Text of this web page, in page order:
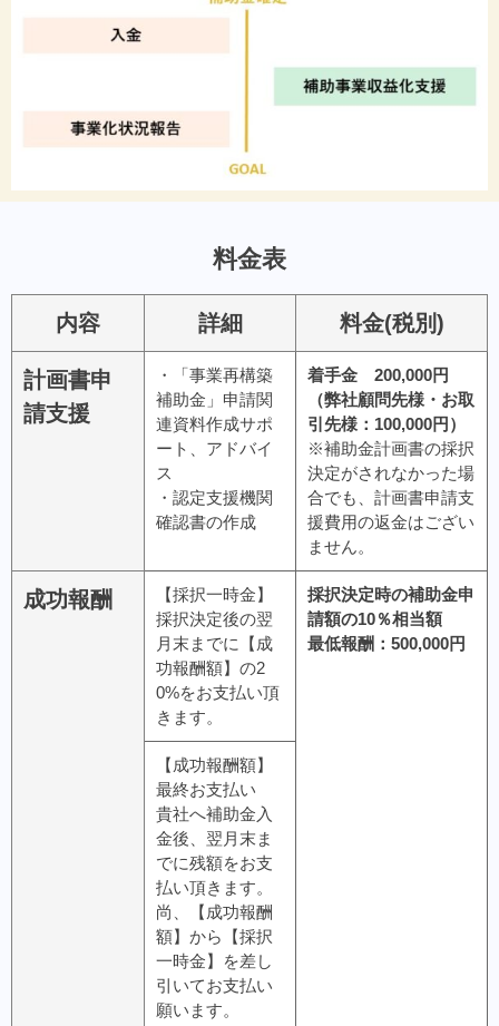
料金表
内容 詳細 料金(税別)
計画書申
請支援
・「事業再構築
補助金」申請関
連資料作成サポ
ート、アドバイ
ス
・認定支援機関
確認書の作成
着手金 200,000円
（弊社顧問先様・お取
引先様：100,000円）
※補助金計画書の採択
決定がされなかった場
合でも、計画書申請支
援費用の返金はござい
ません。
成功報酬
【採択一時金】
採択決定後の翌
月末までに【成
功報酬額】の2
0%をお支払い頂
きます。
採択決定時の補助金申
請額の10％相当額
最低報酬：500,000円
【成功報酬額】
最終お支払い
貴社へ補助金入
金後、翌月末ま
でに残額をお支
払い頂きます。
尚、【成功報酬
額】から【採択
一時金】を差し
引いてお支払い
願います。